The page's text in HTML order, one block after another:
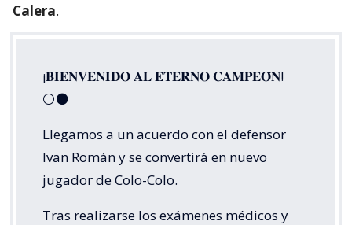
Calera.
¡𝐁𝐈𝐄𝐍𝐕𝐄𝐍𝐈𝐃𝐎 𝐀𝐋 𝐄𝐓𝐄𝐑𝐍𝐎 𝐂𝐀𝐌𝐏𝐄𝐎́𝐍!
⚪⚫
Llegamos a un acuerdo con el defensor
Ivan Román y se convertirá en nuevo
jugador de Colo-Colo.
Tras realizarse los exámenes médicos y